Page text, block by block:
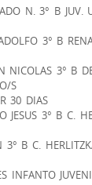
N. 3° B JUV.
3° B
NICOLAS 3° B
S
30 DIAS
JESUS 3° B C.
3° B C.
INFANTO